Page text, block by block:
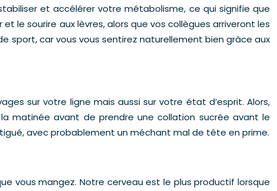
et accélérer votre métabolisme, ce qui signifie que
le sourire aux lèvres, alors que vos collègues arriveront les
sport, car vous vous sentirez naturellement bien grâce aux
sur votre ligne mais aussi sur votre état d’esprit. Alors,
matinée avant de prendre une collation sucrée avant le
avec probablement un méchant mal de tête en prime.
vous mangez. Notre cerveau est le plus productif lorsque